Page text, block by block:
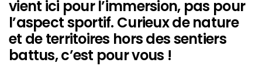
vient ici pour l’immersion, pas pour
l’aspect sportif. Curieux de nature
et de territoires hors des sentiers
battus, c’est pour vous !